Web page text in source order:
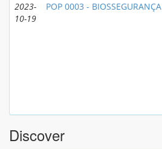
2023-
10-19
POP 0003 - BIOSSEGURANÇA
Discover